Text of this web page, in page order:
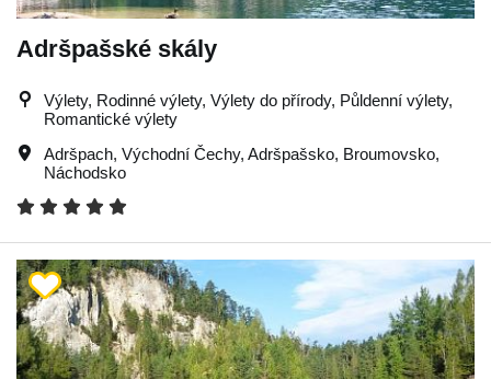
Adršpašské skály
Výlety, Rodinné výlety, Výlety do přírody, Půldenní výlety,
Romantické výlety
Adršpach, Východní Čechy, Adršpašsko, Broumovsko,
Náchodsko